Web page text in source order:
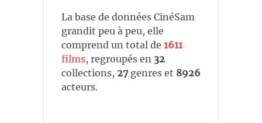
La base de données CinéSam
grandit peu à peu, elle
comprend un total de 1611
films, regroupés en 32
collections, 27genres et 8926
acteurs.